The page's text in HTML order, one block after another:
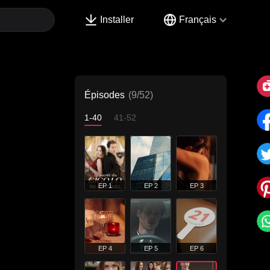
Installer Français
Épisodes (9/52)
1-40 41-52
EP 1 EP 2 EP 3
EP 4 EP 5 EP 6